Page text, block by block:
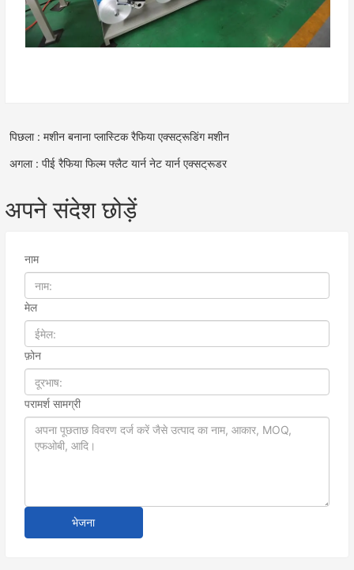
पिछला : मशीन बनाना प्लास्टिक रैफिया एक्सट्रूडिंग मशीन
अगला : पीई रैफिया फिल्म फ्लैट यार्न नेट यार्न एक्सट्रूडर
अपने संदेश छोड़ें
नाम
मेल
फ़ोन
परामर्श सामग्री
भेजना